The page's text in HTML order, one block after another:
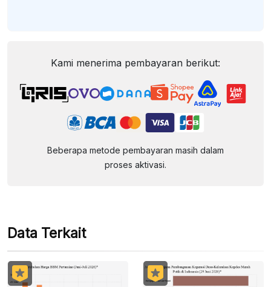
Kami menerima pembayaran berikut:
Beberapa metode pembayaran masih dalam
proses aktivasi.
Data Terkait